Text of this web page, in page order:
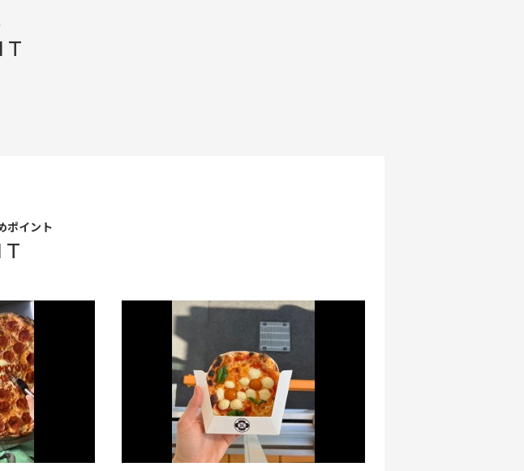
ポイント